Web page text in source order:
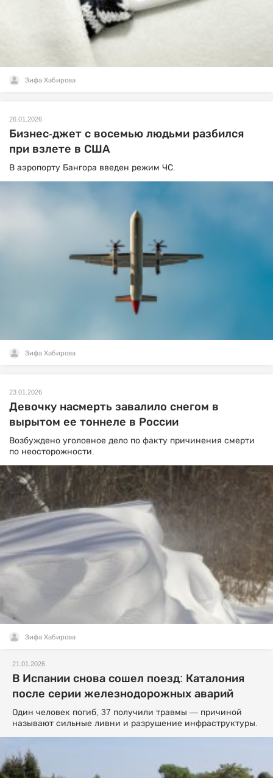
Зифа Хабирова
26.01.2026
Бизнес-джет с восемью людьми разбился
при взлете в США
В аэропорту Бангора введен режим ЧС.
Зифа Хабирова
23.01.2026
Девочку насмерть завалило снегом в
вырытом ее тоннеле в России
Возбуждено уголовное дело по факту причинения смерти
по неосторожности.
Зифа Хабирова
21.01.2026
В Испании снова сошел поезд: Каталония
после серии железнодорожных аварий
Один человек погиб, 37 получили травмы — причиной
называют сильные ливни и разрушение инфраструктуры.